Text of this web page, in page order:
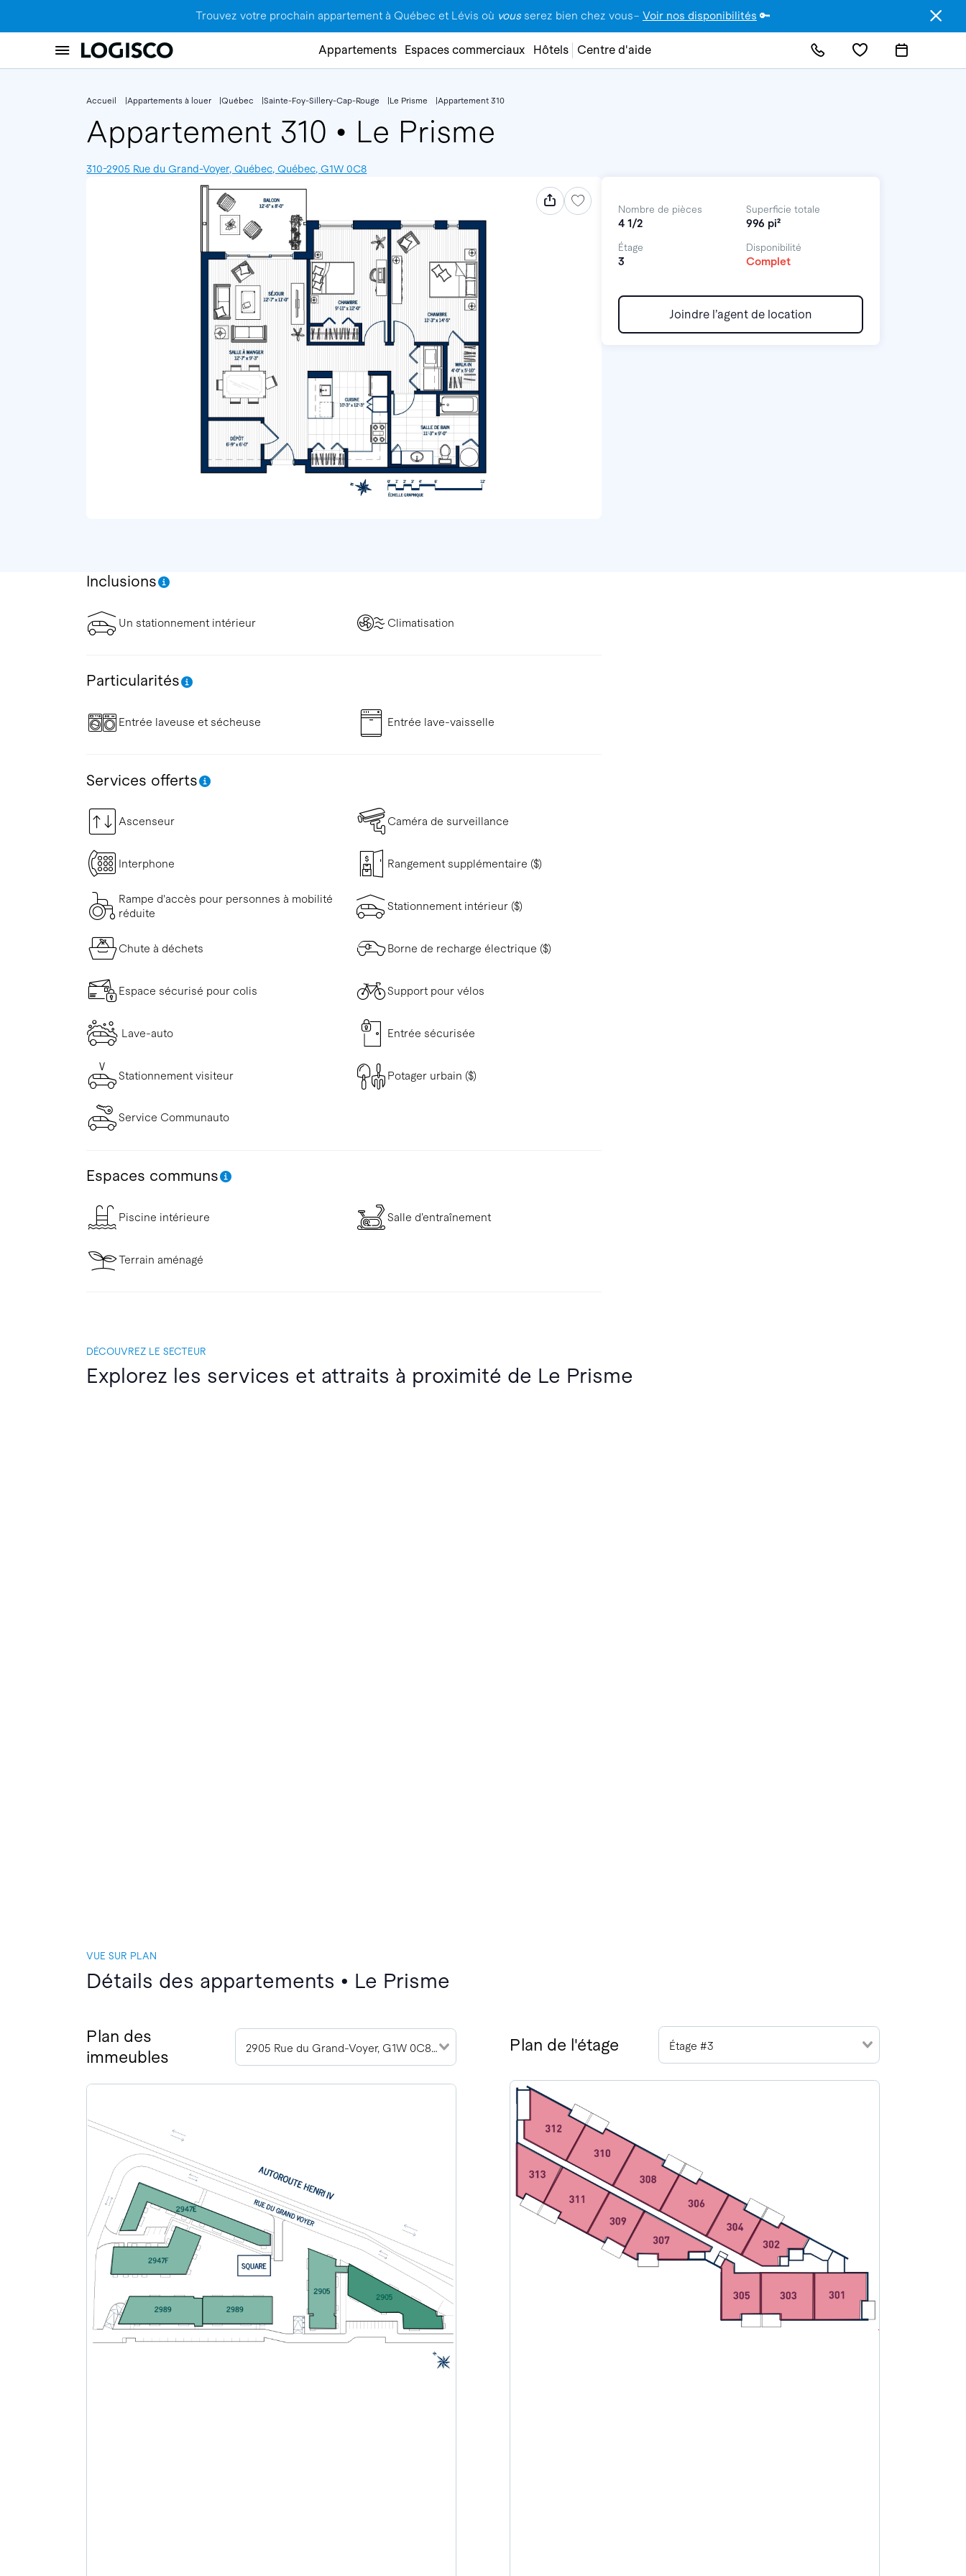
Trouvez votre prochain appartement à Québec et Lévis où vous serez bien chez vous– Voir nos disponibilités 🔑
Appartements Espaces commerciaux Hôtels Centre d'aide
Accueil Appartements à louer Québec Sainte-Foy-Sillery-Cap-Rouge Le Prisme Appartement 310
Appartement 310 • Le Prisme
310-2905 Rue du Grand-Voyer, Québec, Québec, G1W 0C8
Inclusions
Un stationnement intérieur Climatisation
Particularités
Entrée laveuse et sécheuse Entrée lave-vaisselle
Services offerts
Ascenseur Caméra de surveillance
Interphone Rangement supplémentaire ($)
Rampe d'accès pour personnes à mobilité
réduite
Stationnement intérieur ($)
Chute à déchets Borne de recharge électrique ($)
Espace sécurisé pour colis Support pour vélos
Lave-auto Entrée sécurisée
Stationnement visiteur Potager urbain ($)
Service Communauto
Espaces communs
Piscine intérieure Salle d’entraînement
Terrain aménagé
Nombre de pièces
4 1/2
Superficie totale
996 pi²
Étage
3
Disponibilité
Complet
Joindre l’agent de location
DÉCOUVREZ LE SECTEUR
Explorez les services et attraits à proximité de Le Prisme
VUE SUR PLAN
Détails des appartements • Le Prisme
Plan des
immeubles
2905 Rue du Grand-Voyer, G1W 0C8 (4) Plan de l'étage Étage #3